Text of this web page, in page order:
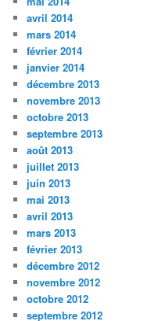
avril 2014
mars 2014
février 2014
janvier 2014
décembre 2013
novembre 2013
octobre 2013
septembre 2013
août 2013
juillet 2013
juin 2013
mai 2013
avril 2013
mars 2013
février 2013
décembre 2012
novembre 2012
octobre 2012
septembre 2012